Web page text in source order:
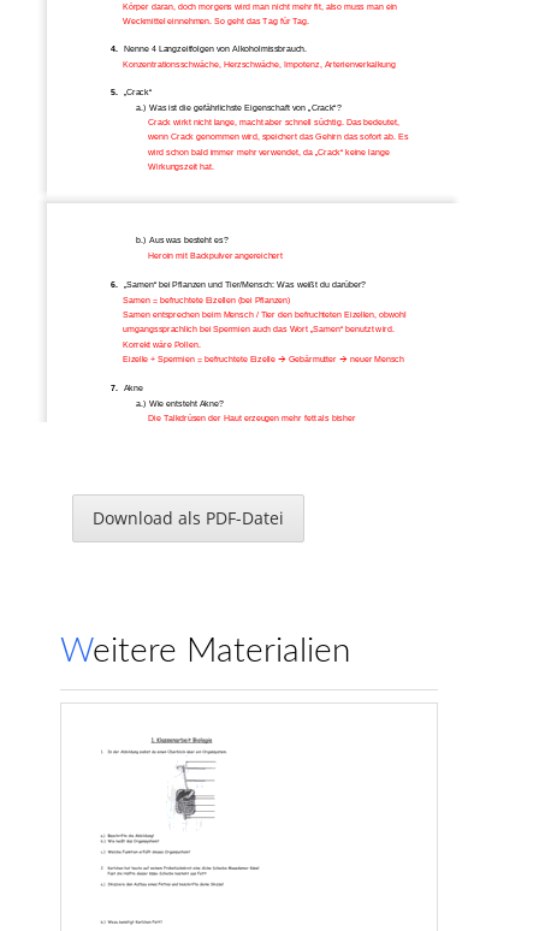
Körper daran, doch morgens wird man nicht mehr fit, also muss man ein
Weckmittel einnehmen. So geht das Tag für Tag.
4.
Nenne 4 Langzeitfolgen von Alkoholmissbrauch.
Konzentrationsschwäche, Herzschwäche, Impotenz, Arterienverkalkung
5.
„Crack“
a.) Was ist die gefährlichste Eigenschaft von „Crack“?
Crack wirkt nicht lange, macht aber schnell süchtig. Das bedeutet,
wenn Crack genommen wird, speichert das Gehirn das sofort ab. Es
wird schon bald immer mehr verwendet, da „Crack“ keine lange
Wirkungszeit hat.
b.) Aus was besteht es?
Heroin mit Backpulver angereichert
6.
„Samen“ bei Pflanzen und Tier/Mensch: Was weißt du darüber?
Samen = befruchtete Eizellen (bei Pflanzen)
Samen entsprechen beim Mensch / Tier den befruchteten Eizellen, obwohl
umgangssprachlich bei Spermien auch das Wort „Samen“ benutzt wird.
Korrekt wäre Pollen.
Eizelle + Spermien = befruchtete Eizelle Æ Gebärmutter Æ neuer Mensch
7.
Akne
a.) Wie entsteht Akne?
Die Talkdrüsen der Haut erzeugen mehr fett als bisher
a.) Wie kommt es in den Magen?
gefährlich. Welcher?
Kohlenstoffmonoxid
Download als PDF-Datei
Weitere Materialien